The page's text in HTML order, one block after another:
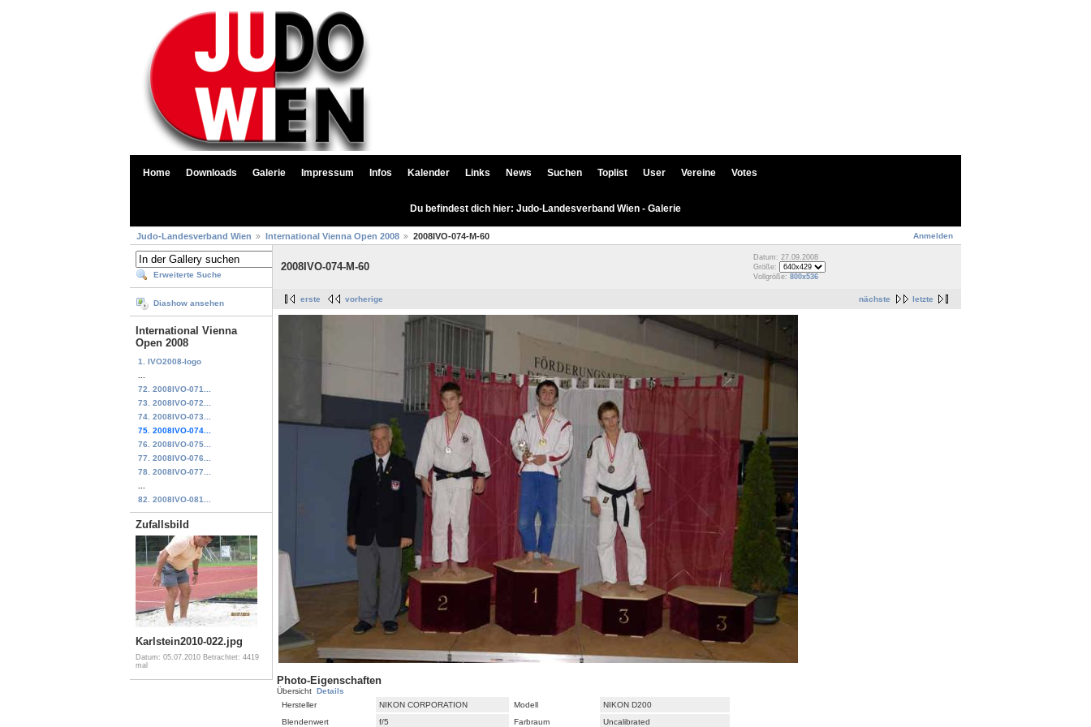
Home Downloads Galerie Impressum Infos Kalender Links News Suchen Toplist User Vereine Votes
Du befindest dich hier: Judo-Landesverband Wien - Galerie
Anmelden
Judo-Landesverband Wien International Vienna Open 2008 2008IVO-074-M-60
Erweiterte Suche
Diashow ansehen
International Vienna
Open 2008
1. IVO2008-logo
72. 2008IVO-071...
73. 2008IVO-072...
74. 2008IVO-073...
75. 2008IVO-074...
76. 2008IVO-075...
77. 2008IVO-076...
78. 2008IVO-077...
82. 2008IVO-081...
Zufallsbild
Karlstein2010-022.jpg
Datum: 05.07.2010 Betrachtet: 4419
mal
2008IVO-074-M-60
Datum: 27.09.2008
Größe:
Vollgröße: 800x536
nächste letzte
erste vorherige
Photo-Eigenschaften
Übersicht Details
Hersteller
NIKON CORPORATION Modell
NIKON D200
Blendenwert
f/5 Farbraum Uncalibrated